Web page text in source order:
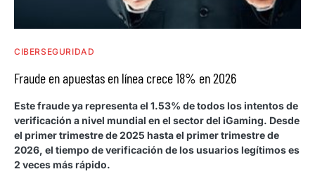
CIBERSEGURIDAD
Fraude en apuestas en línea crece 18% en 2026
Este fraude ya representa el 1.53% de todos los intentos de
verificación a nivel mundial en el sector del iGaming. Desde
el primer trimestre de 2025 hasta el primer trimestre de
2026, el tiempo de verificación de los usuarios legítimos es
2 veces más rápido.